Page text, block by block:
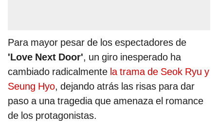
Para mayor pesar de los espectadores de
'Love Next Door', un giro inesperado ha
cambiado radicalmente la trama de Seok Ryu y
Seung Hyo, dejando atrás las risas para dar
paso a una tragedia que amenaza el romance
de los protagonistas.